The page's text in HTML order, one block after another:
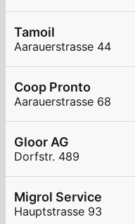
Tamoil
Aarauerstrasse 44
Coop Pronto
Aarauerstrasse 68
Gloor AG
Dorfstr. 489
Migrol Service
Hauptstrasse 93